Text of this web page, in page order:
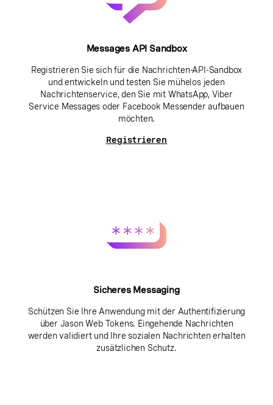
Messages API Sandbox
Registrieren Sie sich für die Nachrichten-API-Sandbox
und entwickeln und testen Sie mühelos jeden
Nachrichtenservice, den Sie mit WhatsApp, Viber
Service Messages oder Facebook Messender aufbauen
möchten.
Registrieren
Sicheres Messaging
Schützen Sie Ihre Anwendung mit der Authentifizierung
über Jason Web Tokens. Eingehende Nachrichten
werden validiert und Ihre sozialen Nachrichten erhalten
zusätzlichen Schutz.